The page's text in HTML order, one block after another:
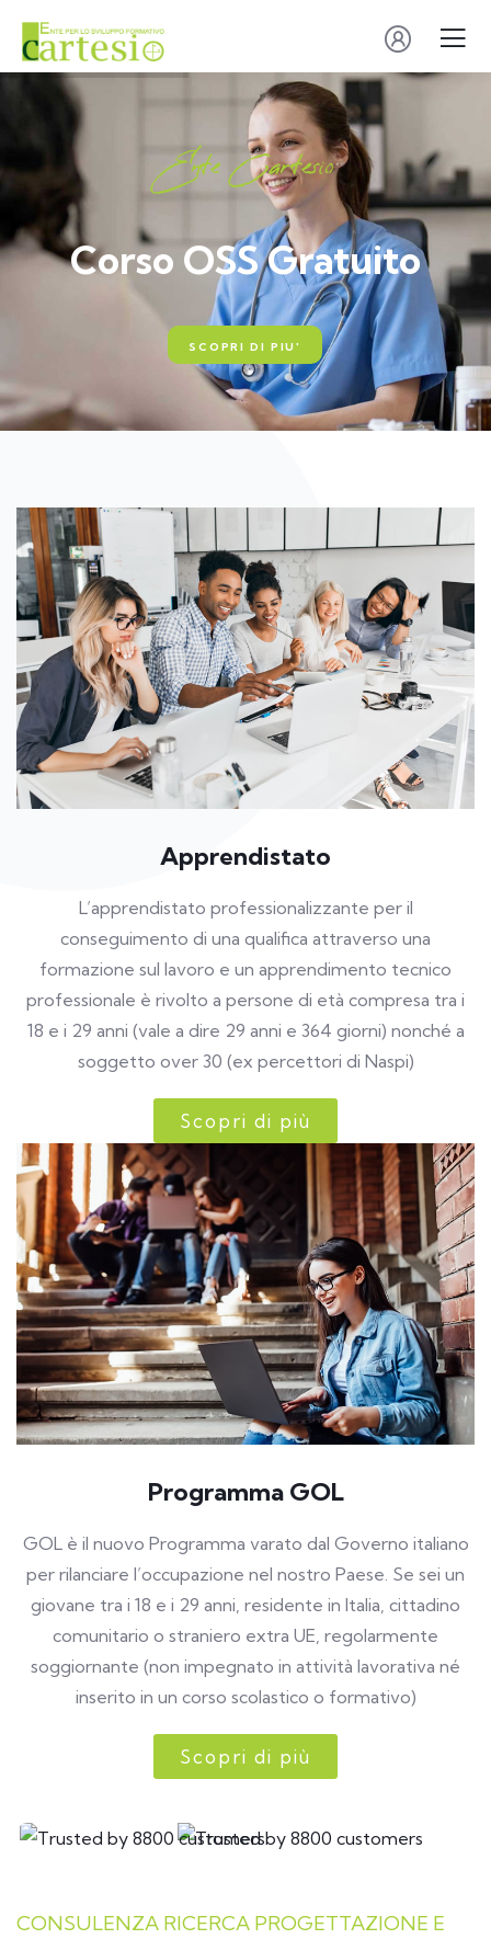
Ente Cartesio
SCOPRI DI PIU'
Corso OSS Gratuito
Apprendistato
L’apprendistato professionalizzante per il
conseguimento di una qualifica attraverso una
formazione sul lavoro e un apprendimento tecnico
professionale è rivolto a persone di età compresa tra i
18 e i 29 anni (vale a dire 29 anni e 364 giorni) nonché a
soggetto over 30 (ex percettori di Naspi)
Scopri di più
Programma GOL
GOL è il nuovo Programma varato dal Governo italiano
per rilanciare l’occupazione nel nostro Paese. Se sei un
giovane tra i 18 e i 29 anni, residente in Italia, cittadino
comunitario o straniero extra UE, regolarmente
soggiornante (non impegnato in attività lavorativa né
inserito in un corso scolastico o formativo)
Scopri di più
CONSULENZA RICERCA PROGETTAZIONE E